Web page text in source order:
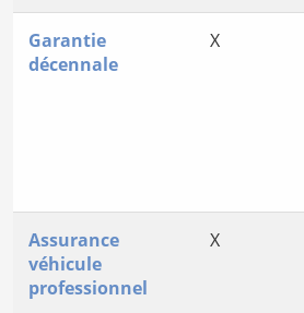
Garantie
décennale
X
Assurance
véhicule
professionnel
X